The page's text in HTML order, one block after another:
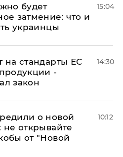
будет
затмение: что и
украинцы
15:04
на стандарты ЕС
-
закон
14:30
о новой
открывайте
от "Новой
10:12